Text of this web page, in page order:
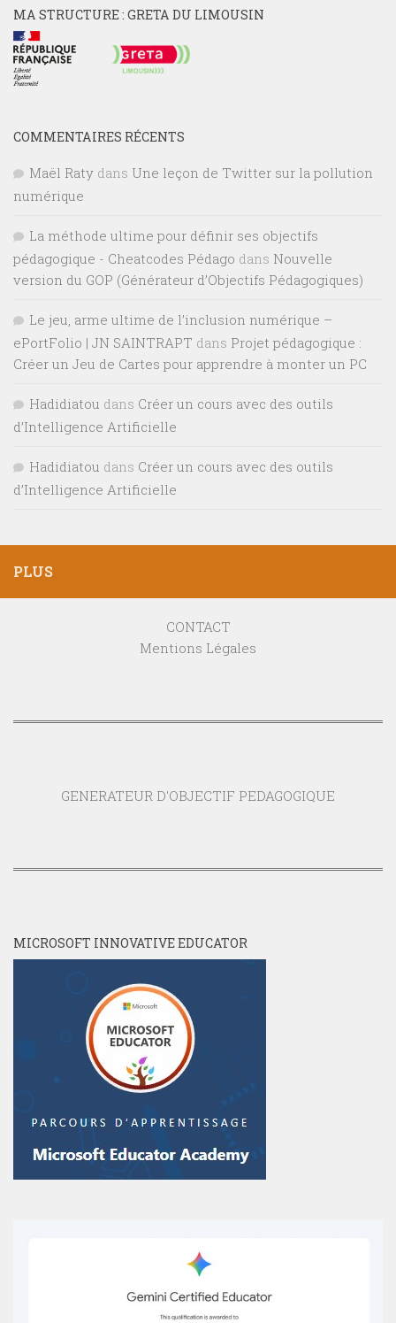
MA STRUCTURE : GRETA DU LIMOUSIN
COMMENTAIRES RÉCENTS
Maël Raty dans Une leçon de Twitter sur la pollution
numérique
La méthode ultime pour définir ses objectifs
pédagogique - Cheatcodes Pédago dans Nouvelle
version du GOP (Générateur d’Objectifs Pédagogiques)
Le jeu, arme ultime de l’inclusion numérique –
ePortFolio | JN SAINTRAPT dans Projet pédagogique :
Créer un Jeu de Cartes pour apprendre à monter un PC
Hadidiatou dans Créer un cours avec des outils
d’Intelligence Artificielle
Hadidiatou dans Créer un cours avec des outils
d’Intelligence Artificielle
PLUS
CONTACT
Mentions Légales
GENERATEUR D'OBJECTIF PEDAGOGIQUE
MICROSOFT INNOVATIVE EDUCATOR